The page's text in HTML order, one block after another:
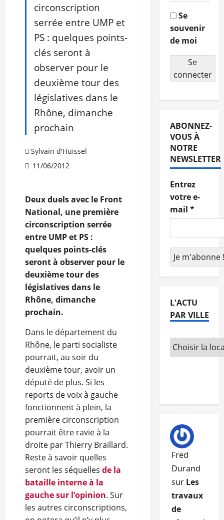
circonscription
serrée entre UMP et
PS : quelques points-
clés seront à
observer pour le
deuxième tour des
législatives dans le
Rhône, dimanche
prochain
Sylvain d'Huissel
11/06/2012
Deux duels avec le Front
National, une première
circonscription serrée
entre UMP et PS :
quelques points-clés
seront à observer pour le
deuxième tour des
législatives dans le
Rhône, dimanche
prochain.
Dans le département du
Rhône, le parti socialiste
pourrait, au soir du
deuxième tour, avoir un
député de plus. Si les
reports de voix à gauche
fonctionnent à plein, la
première circonscription
pourrait être ravie à la
droite par Thierry Braillard.
Reste à savoir quelles
seront les séquelles de la
bataille interne à la
gauche sur l’opinion. Sur
les autres circonscriptions,
Se
souvenir
de moi
Se
connecter
ABONNEZ-
VOUS À
NOTRE
NEWSLETTER
Entrez
votre e-
mail *
L'ACTU
PAR VILLE
Fred
Durand
sur Les
travaux
de